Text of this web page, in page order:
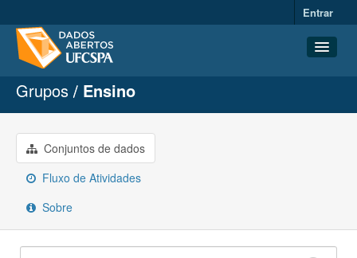
Entrar
Conjuntos de dados
Organizações
Grupos
Sobre
Grupos Ensino
Conjuntos de dados
Fluxo de Atividades
Sobre